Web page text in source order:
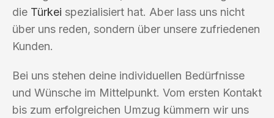
die Türkei spezialisiert hat. Aber lass uns nicht
über uns reden, sondern über unsere zufriedenen
Kunden.
Bei uns stehen deine individuellen Bedürfnisse
und Wünsche im Mittelpunkt. Vom ersten Kontakt
bis zum erfolgreichen Umzug kümmern wir uns